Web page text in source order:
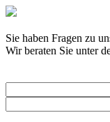
Sie haben Fragen zu
Wir beraten Sie unter